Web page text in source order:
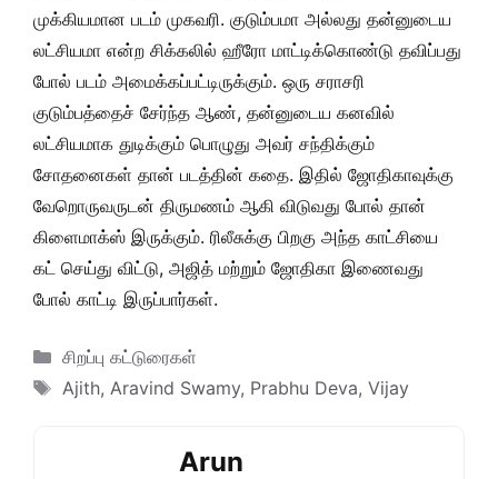
முக்கியமான படம் முகவரி. குடும்பமா அல்லது தன்னுடைய
லட்சியமா என்ற சிக்கலில் ஹீரோ மாட்டிக்கொண்டு தவிப்பது
போல் படம் அமைக்கப்பட்டிருக்கும். ஒரு சராசரி
குடும்பத்தைச் சேர்ந்த ஆண், தன்னுடைய கனவில்
லட்சியமாக துடிக்கும் பொழுது அவர் சந்திக்கும்
சோதனைகள் தான் படத்தின் கதை. இதில் ஜோதிகாவுக்கு
வேறொருவருடன் திருமணம் ஆகி விடுவது போல் தான்
கிளைமாக்ஸ் இருக்கும். ரிலீசுக்கு பிறகு அந்த காட்சியை
கட் செய்து விட்டு, அஜித் மற்றும் ஜோதிகா இணைவது
போல் காட்டி இருப்பார்கள்.
Categories
சிறப்பு கட்டுரைகள்
Tags
Ajith, Aravind Swamy, Prabhu Deva, Vijay
Arun